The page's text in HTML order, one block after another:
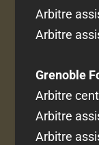
Arbitre
Arbitre
Grenoble
Arbitre
Arbitre
Arbitre